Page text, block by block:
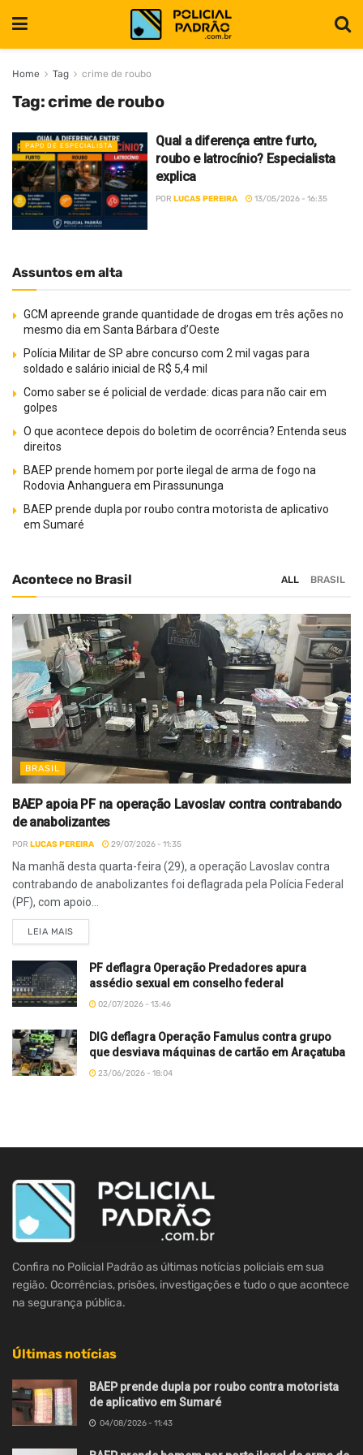
Home Tag crime de roubo
Tag:crime de roubo
PAPO DE ESPECIALISTA
Qual a diferença entre furto,
roubo e latrocínio? Especialista
explica
POR LUCAS PEREIRA 13/05/2026 - 16:35
Assuntos em alta
GCM apreende grande quantidade de drogas em três ações no
mesmo dia em Santa Bárbara d’Oeste
Polícia Militar de SP abre concurso com 2 mil vagas para
soldado e salário inicial de R$ 5,4 mil
Como saber se é policial de verdade: dicas para não cair em
golpes
O que acontece depois do boletim de ocorrência? Entenda seus
direitos
BAEP prende homem por porte ilegal de arma de fogo na
Rodovia Anhanguera em Pirassununga
BAEP prende dupla por roubo contra motorista de aplicativo
em Sumaré
Acontece no Brasil ALL BRASIL
BRASIL
BAEP apoia PF na operação Lavoslav contra contrabando
de anabolizantes
POR LUCAS PEREIRA 29/07/2026 - 11:35
Na manhã desta quarta-feira (29), a operação Lavoslav contra
contrabando de anabolizantes foi deflagrada pela Polícia Federal
(PF), com apoio...
LEIA MAIS
PF deflagra Operação Predadores apura
assédio sexual em conselho federal
02/07/2026 - 13:46
DIG deflagra Operação Famulus contra grupo
que desviava máquinas de cartão em Araçatuba
23/06/2026 - 18:04
Confira no Policial Padrão as últimas notícias policiais em sua
região. Ocorrências, prisões, investigações e tudo o que acontece
na segurança pública.
Últimas notícias
BAEP prende dupla por roubo contra motorista
de aplicativo em Sumaré
04/08/2026 - 11:43